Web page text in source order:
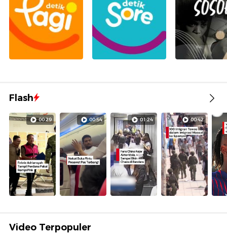
Flash
00:29 00:54 01:24 00:42
Video Terpopuler